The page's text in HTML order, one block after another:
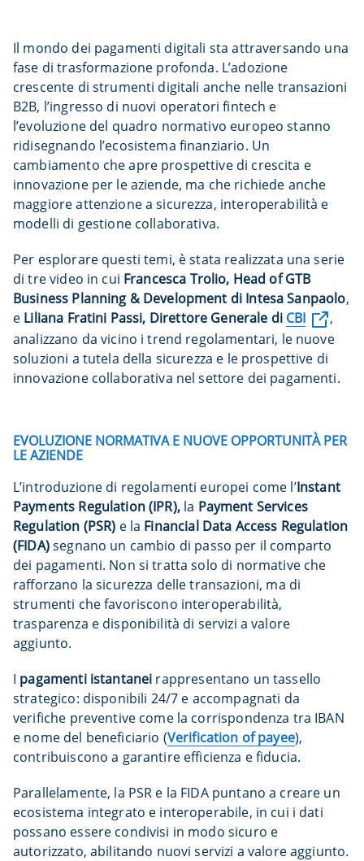
Il mondo dei pagamenti digitali sta attraversando una
fase di trasformazione profonda. L’adozione
crescente di strumenti digitali anche nelle transazioni
B2B, l’ingresso di nuovi operatori fintech e
l’evoluzione del quadro normativo europeo stanno
ridisegnando l’ecosistema finanziario. Un
cambiamento che apre prospettive di crescita e
innovazione per le aziende, ma che richiede anche
maggiore attenzione a sicurezza, interoperabilità e
modelli di gestione collaborativa.
Per esplorare questi temi, è stata realizzata una serie
di tre video in cui Francesca Trolio, Head of GTB
Business Planning & Development di Intesa Sanpaolo,
e Liliana Fratini Passi, Direttore Generale di CBI
,
analizzano da vicino i trend regolamentari, le nuove
soluzioni a tutela della sicurezza e le prospettive di
innovazione collaborativa nel settore dei pagamenti.
EVOLUZIONE NORMATIVA E NUOVE OPPORTUNITÀ PER
LE AZIENDE
L’introduzione di regolamenti europei come l’Instant
Payments Regulation (IPR),la Payment Services
Regulation (PSR) e la Financial Data Access Regulation
(FIDA)segnano un cambio di passo per il comparto
dei pagamenti. Non si tratta solo di normative che
rafforzano la sicurezza delle transazioni, ma di
strumenti che favoriscono interoperabilità,
trasparenza e disponibilità di servizi a valore
aggiunto.
I pagamenti istantanei rappresentano un tassello
strategico: disponibili 24/7 e accompagnati da
verifiche preventive come la corrispondenza tra IBAN
e nome del beneficiario (Verification of payee),
contribuiscono a garantire efficienza e fiducia.
Parallelamente, la PSR e la FIDA puntano a creare un
ecosistema integrato e interoperabile, in cui i dati
possano essere condivisi in modo sicuro e
autorizzato, abilitando nuovi servizi a valore aggiunto.